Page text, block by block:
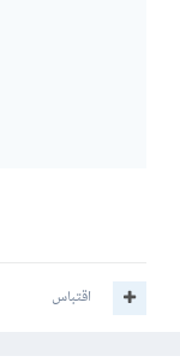
اقتباس